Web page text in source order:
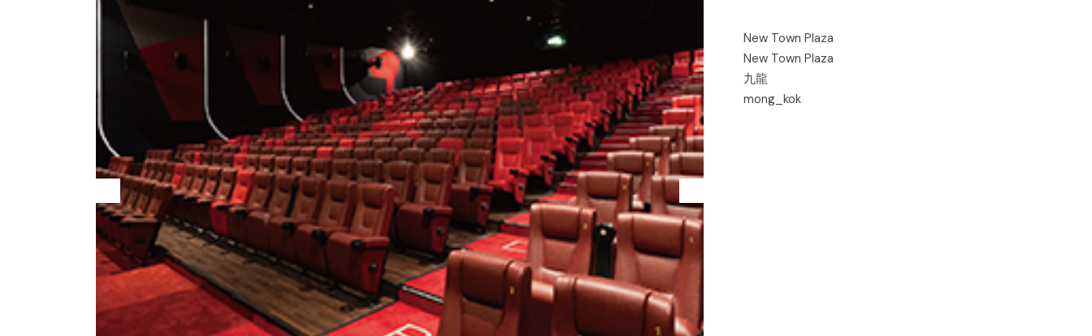
New Town Plaza
New Town Plaza
九龍
mong_kok